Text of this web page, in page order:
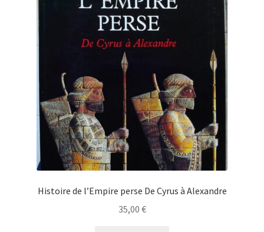
Histoire de l’Empire perse De Cyrus à Alexandre
35,00 €